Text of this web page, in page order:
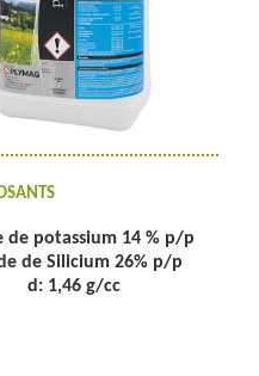
de potassium 14 % p/p
de Silicium 26% p/p
d: 1,46 g/cc